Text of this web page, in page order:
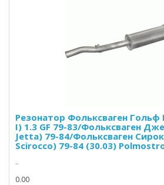
Резонатор Фольксваген Гольф
I) 1.3 GF 79-83/Фольксваген
Jetta) 79-84/Фольксваген
Scirocco) 79-84 (30.03)
..
0.00